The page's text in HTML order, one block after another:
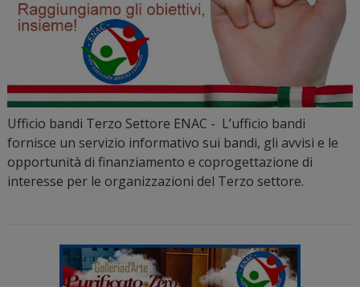
Ufficio bandi Terzo Settore ENAC - L’ufficio bandi
fornisce un servizio informativo sui bandi, gli avvisi e le
opportunità di finanziamento e coprogettazione di
interesse per le organizzazioni del Terzo settore.